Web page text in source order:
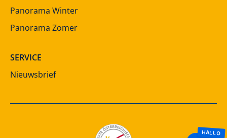
Panorama Winter
Panorama Zomer
SERVICE
Nieuwsbrief